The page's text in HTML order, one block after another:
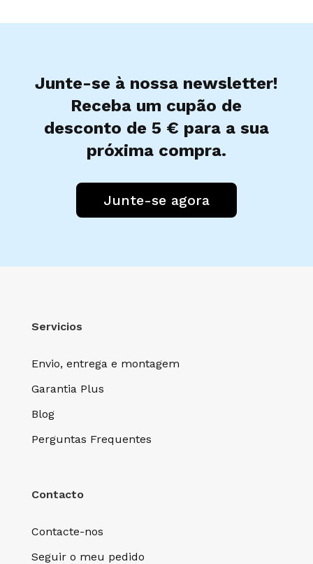
Junte-se à nossa newsletter!
Receba um cupão de
desconto de 5 € para a sua
próxima compra.
Junte-se agora
Servicios
Envio, entrega e montagem
Garantia Plus
Blog
Perguntas Frequentes
Contacto
Contacte-nos
Seguir o meu pedido